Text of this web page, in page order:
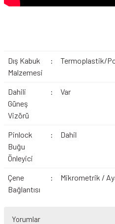
Dış Kabuk
Malzemesi
: Termoplastik/
Dahili
Güneş
Vizörü
: Var
Pinlock
Buğu
Önleyici
: Dahil
Çene
Bağlantısı
: Mikrometrik /
Yorumlar